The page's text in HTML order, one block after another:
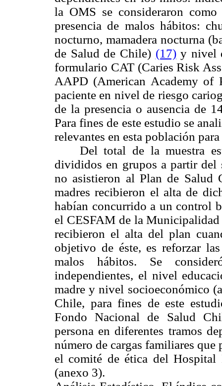
la OMS se consideraron
presencia de malos hábitos:
nocturno, mamadera nocturna
de Salud de Chile) (17)y nivel
formulario CAT (Caries Risk
AAPD (American Academy of
paciente en nivel de riesgo
de la presencia o ausencia de
Para fines de este estudio se
relevantes en esta población
Del total de la muestra
divididos en grupos a partir del
no asistieron al Plan de Salud
madres recibieron el alta de
habían concurrido a un control
el CESFAM de la Municipalidad
recibieron el alta del plan
objetivo de éste, es reforzar
malos hábitos. Se
independientes, el nivel
madre y nivel socioeconómico
Chile, para fines de este
Fondo Nacional de Salud
persona en diferentes tramos
número de cargas familiares que
el comité de ética del
(anexo 3).